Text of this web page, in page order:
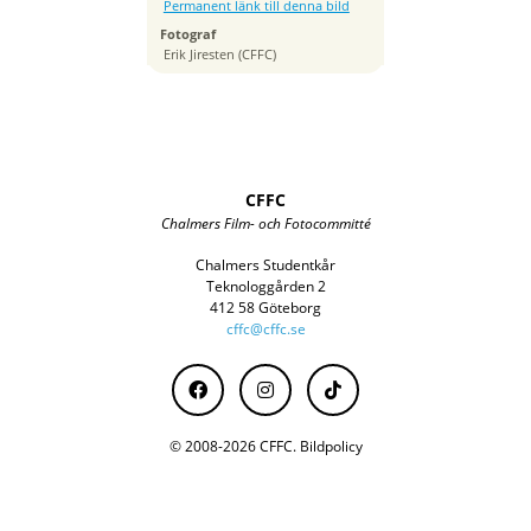
Permanent länk till denna bild
Fotograf
Erik Jiresten (CFFC)
Brännvidd
85 mm
CFFC
Chalmers Film- och Fotocommitté
Chalmers Studentkår
Teknologgården 2
412 58 Göteborg
cffc@cffc.se
© 2008-2026 CFFC. Bildpolicy